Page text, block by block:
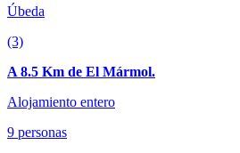
Úbeda
(3)
A 8.5 Km de El Mármol.
Alojamiento entero
9 personas